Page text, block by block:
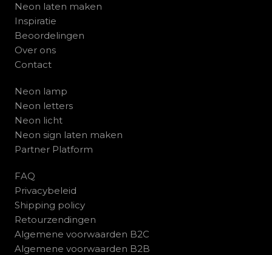
Neon laten maken
Inspiratie
Beoordelingen
Over ons
Contact
Neon lamp
Neon letters
Neon licht
Neon sign laten maken
Partner Platform
FAQ
Privacybeleid
Shipping policy
Retourzendingen
Algemene voorwaarden B2C
Algemene voorwaarden B2B